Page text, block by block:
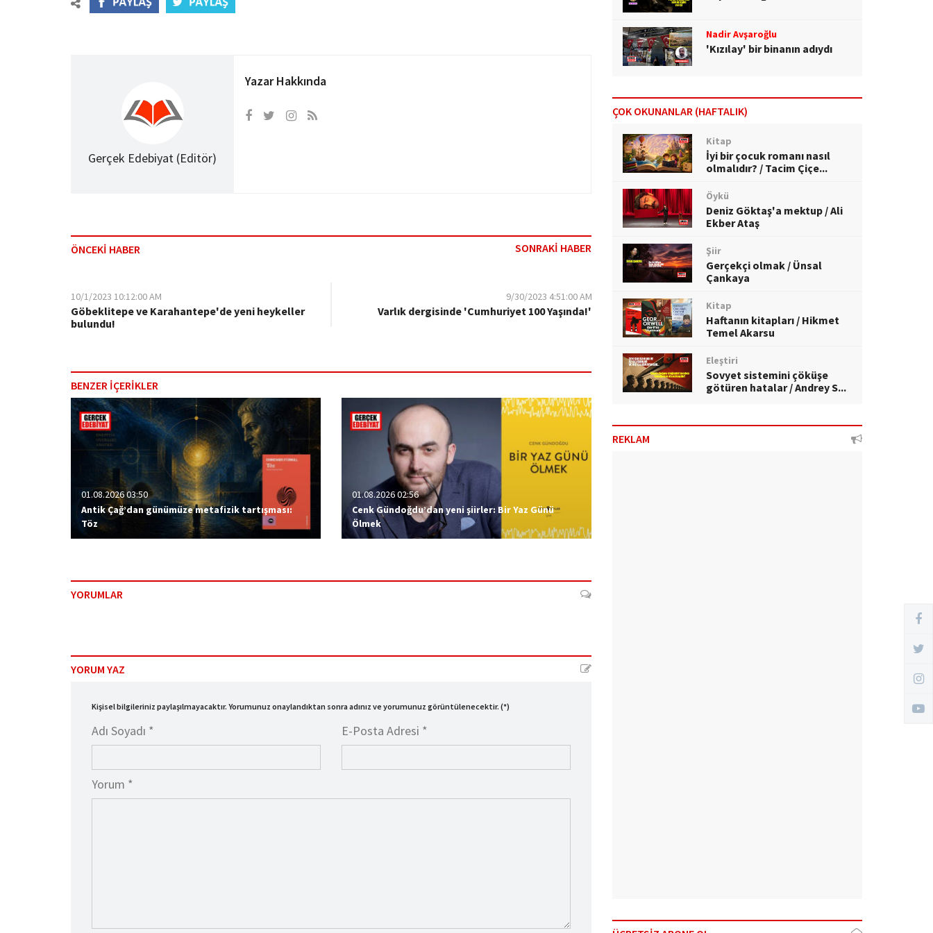
Gerçek Edebiyat (Editör)
Yazar Hakkında
ÖNCEKİ HABER SONRAKİ HABER
10/1/2023 10:12:00 AM
Göbeklitepe ve Karahantepe'de yeni heykeller
bulundu!
9/30/2023 4:51:00 AM
Varlık dergisinde 'Cumhuriyet 100 Yaşında!'
BENZER İÇERİKLER
01.08.2026 03:50
Antik Çağ’dan günümüze metafizik tartışması:
Töz
01.08.2026 02:56
Cenk Gündoğdu’dan yeni şiirler: Bir Yaz Günü
Ölmek
YORUMLAR
YORUM YAZ
Kişisel bilgileriniz paylaşılmayacaktır. Yorumunuz onaylandıktan sonra adınız ve yorumunuz görüntülenecektir. (*)
Adı Soyadı * E-Posta Adresi *
Yorum *
Nadir Avşaroğlu
'Kızılay' bir binanın adıydı
ÇOK OKUNANLAR (HAFTALIK)
Kitap
İyi bir çocuk romanı nasıl
olmalıdır? / Tacim Çiçe...
Öykü
Deniz Göktaş'a mektup / Ali
Ekber Ataş
Şiir
Gerçekçi olmak / Ünsal
Çankaya
Kitap
Haftanın kitapları / Hikmet
Temel Akarsu
Eleştiri
Sovyet sistemini çöküşe
götüren hatalar / Andrey S...
REKLAM